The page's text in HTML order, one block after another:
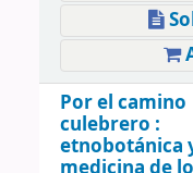
Por el camino
culebrero :
etnobotánica